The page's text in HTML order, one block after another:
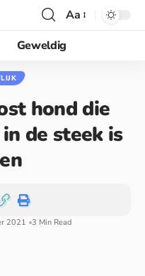
Aa
Geweldig
hond die
de steek is
2021 3 Min Read